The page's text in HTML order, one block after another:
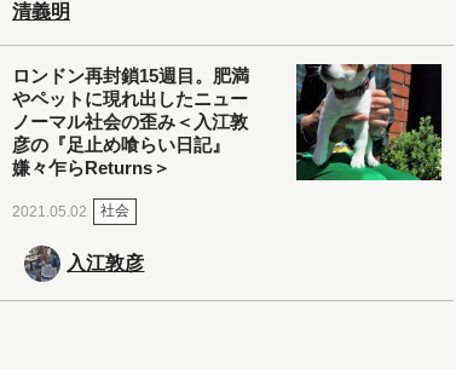
清義明
ロンドン再封鎖15週目。肥満
やペットに現れ出したニュー
ノーマル社会の歪み＜入江敦
彦の『足止め喰らい日記』
嫌々乍らReturns＞
2021.05.02 社会
入江敦彦